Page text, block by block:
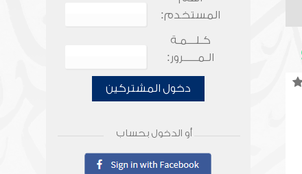
المستخدم:
كـلـــمـة
الـمـــــرور:
دخول المشتركين
أو الدخول بحساب